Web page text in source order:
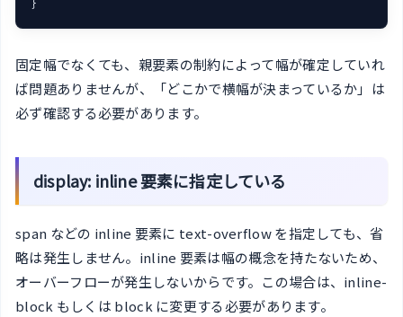
固定幅でなくても、親要素の制約によって幅が確定していれ
ば問題ありませんが、「どこかで横幅が決まっているか」は
必ず確認する必要があります。
display: inline 要素に指定している
span などの inline 要素に text-overflow を指定しても、省
略は発生しません。inline 要素は幅の概念を持たないため、
オーバーフローが発生しないからです。この場合は、inline-
block もしくは block に変更する必要があります。